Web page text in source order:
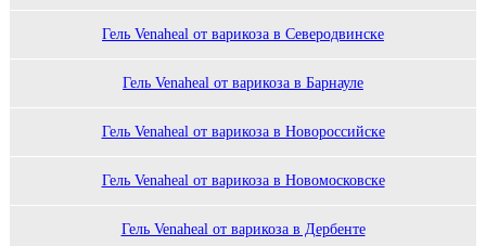
Гель Venaheal от варикоза в Северодвинске
Гель Venaheal от варикоза в Барнауле
Гель Venaheal от варикоза в Новороссийске
Гель Venaheal от варикоза в Новомосковске
Гель Venaheal от варикоза в Дербенте